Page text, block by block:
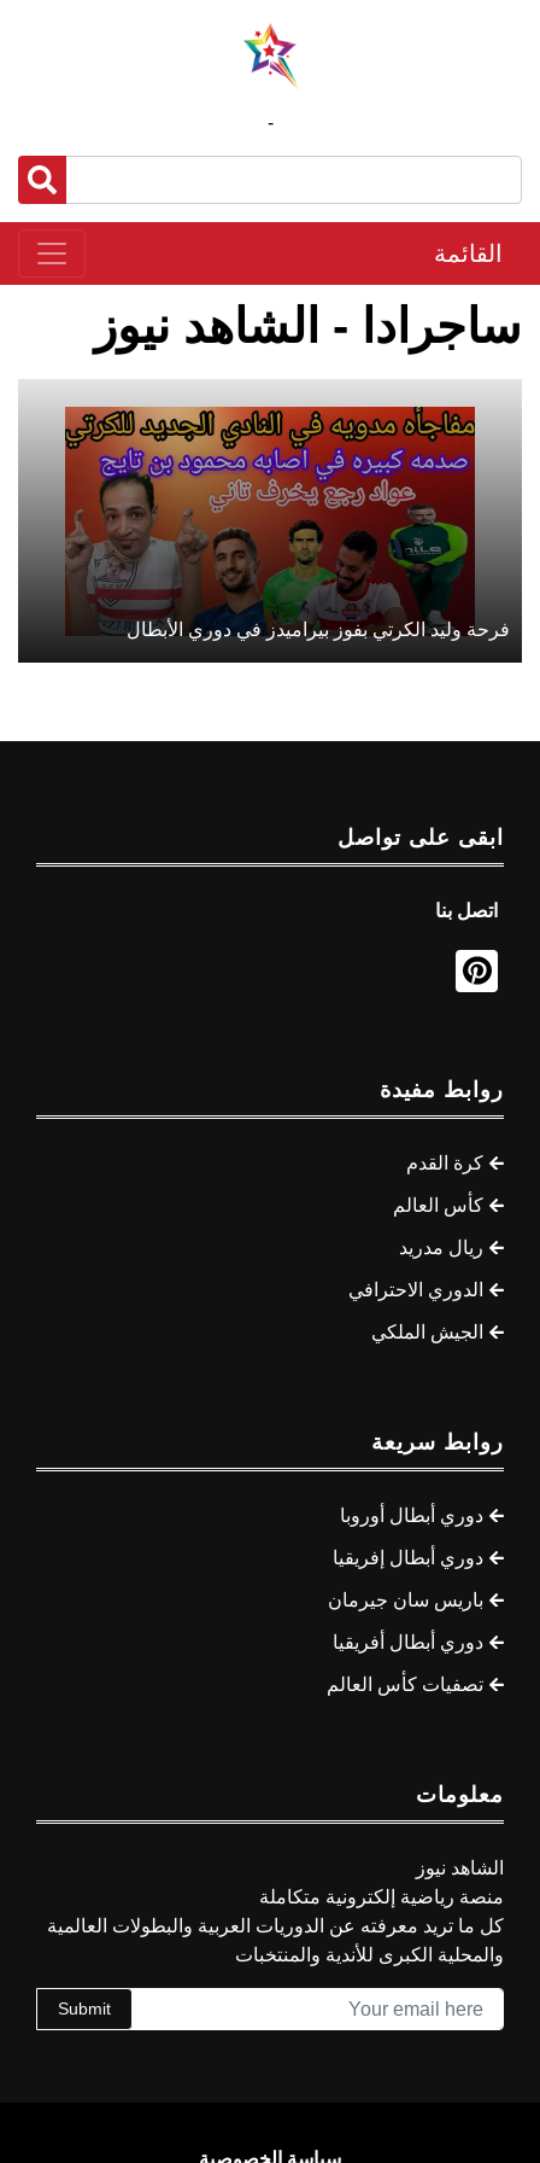
-
القائمة
ساجرادا - الشاهد نيوز
فرحة وليد الكرتي بفوز بيراميدز في دوري الأبطال
ابقى على تواصل
اتصل بنا
روابط مفيدة
كرة القدم
كأس العالم
ريال مدريد
الدوري الاحترافي
الجيش الملكي
روابط سريعة
دوري أبطال أوروبا
دوري أبطال إفريقيا
باريس سان جيرمان
دوري أبطال أفريقيا
تصفيات كأس العالم
معلومات
الشاهد نيوز
منصة رياضية إلكترونية متكاملة
كل ما تريد معرفته عن الدوريات العربية والبطولات العالمية
والمحلية الكبرى للأندية والمنتخبات
Submit